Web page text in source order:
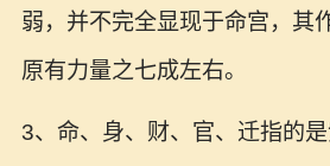
弱，并不完全显现于命宫，其
原有力量之七成左右。
3、命、身、财、官、迁指的